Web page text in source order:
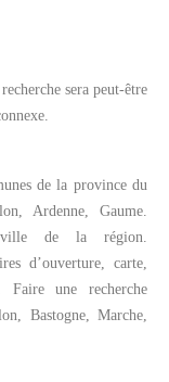
sera peut-être
de la province du
Ardenne, Gaume.
ville de la région.
d’ouverture, carte,
Faire une recherche
Bastogne, Marche,